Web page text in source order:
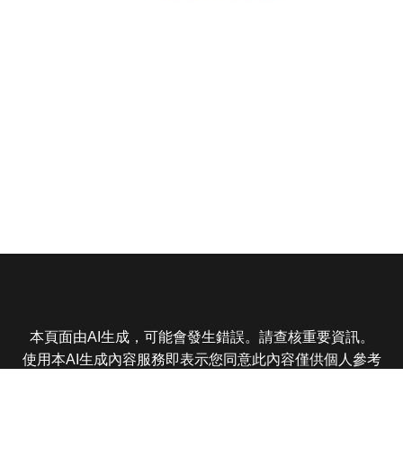
本頁面由AI生成，可能會發生錯誤。請查核重要資訊。
使用本AI生成內容服務即表示您同意此內容僅供個人參考